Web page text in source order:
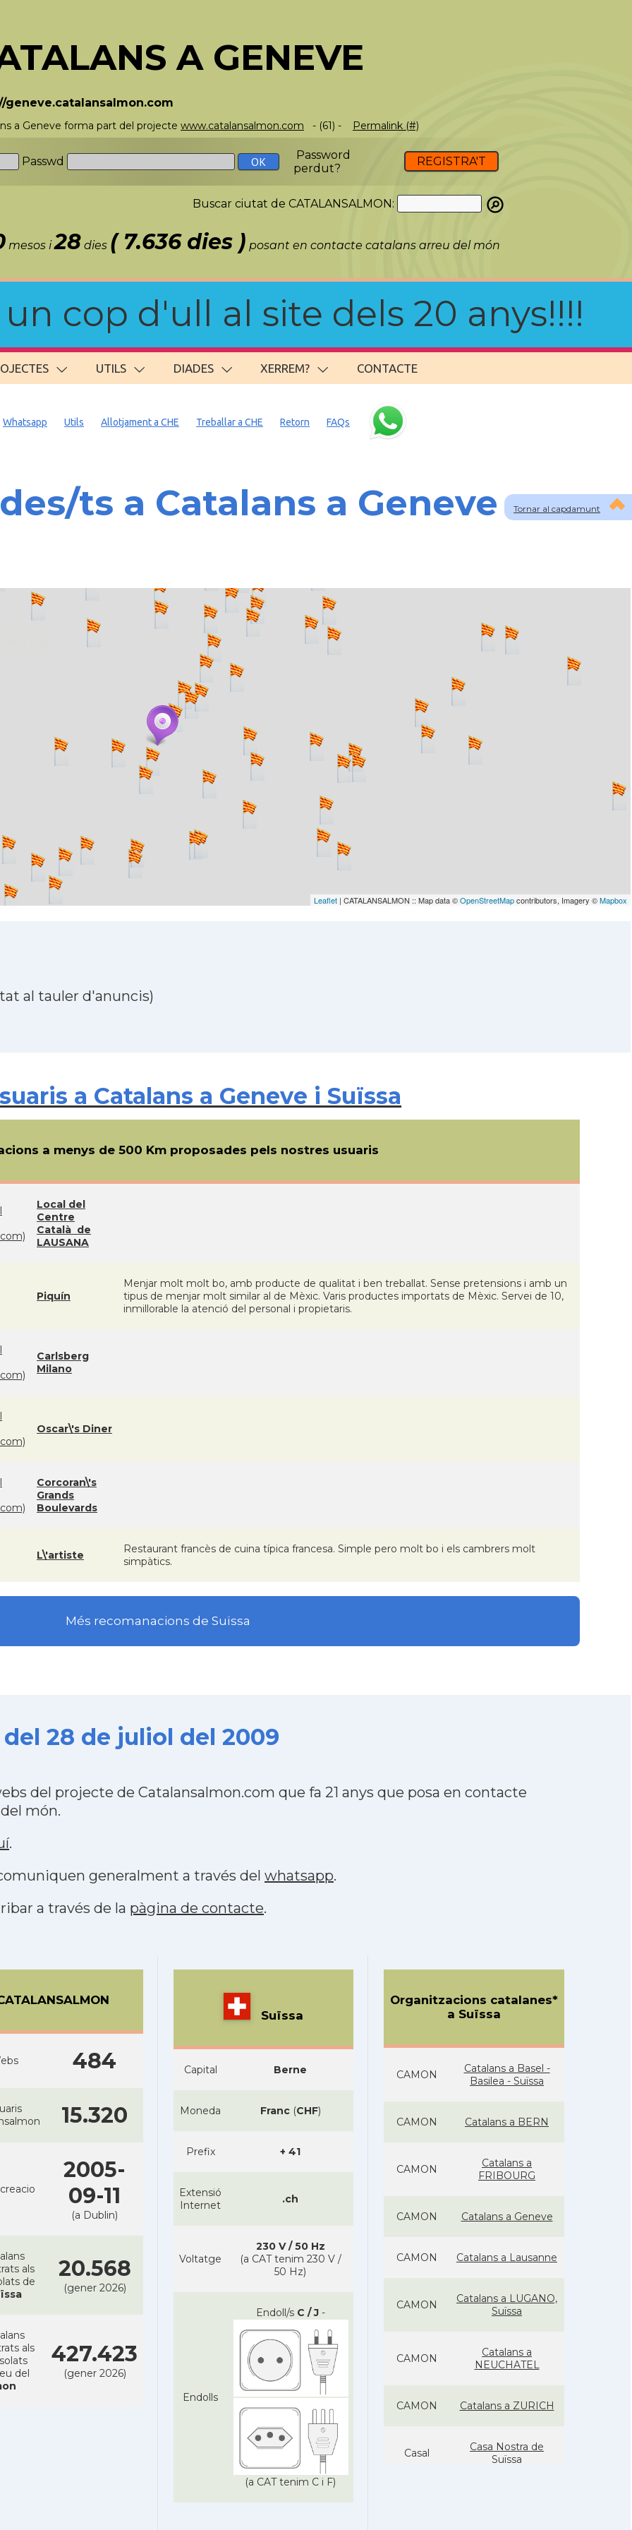
A GENEVE
geneve.catalansalmon.com
a Geneve forma part del projecte www.catalansalmon.com - (61) - Permalink (#)
Passwd
Password
perdut?
REGISTRA'T
Buscar ciutat de CATALANSALMON:
mesos i28 dies ( 7.636 dies ) posant en contacte catalans arreu del món
cop d'ull al site dels 20 anys!!!!
UTILS DIADES XERREM? CONTACTE
Tornar al capdamunt
Whatsapp Utils Allotjament a CHE Treballar a CHE Retorn FAQs
ts a Catalans a Geneve
484 webs... un moment si us plau
Leaflet | CATALANSALMON :: Map data ©OpenStreetMapcontributors, Imagery ©Mapbox
al tauler d'anuncis)
a Catalans a Geneve i Suïssa
a menys de 500 Km proposades pels nostres usuaris
Local del
Centre
Català de
LAUSANA
Piquín
Menjar molt molt bo, amb producte de qualitat i ben treballat. Sense pretensions i amb un
tipus de menjar molt similar al de Mèxic. Varis productes importats de Mèxic. Servei de 10,
inmillorable la atenció del personal i propietaris.
Carlsberg
Milano
Oscar\'s Diner
Corcoran\'s
Grands
Boulevards
L\'artiste
Restaurant francès de cuina típica francesa. Simple pero molt bo i els cambrers molt
simpàtics.
Més recomanacions de Suïssa
28 de juliol del 2009
del projecte de Catalansalmon.com que fa 21 anys que posa en contacte
món.
.
generalment a través del whatsapp.
a través de la pàgina de contacte.
484
15.320
2005-
09-11
(a Dublin)
als
de
20.568
(gener 2026)
als
del
427.423
(gener 2026)
Suïssa
Capital Berne
Moneda Franc(CHF)
Prefix + 41
Extensió
Internet
.ch
Voltatge
230 V / 50 Hz
(a CAT tenim 230 V /
50 Hz)
Endolls
Endoll/s C / J-
(a CAT tenim C i F)
Organitzacions catalanes*
a Suïssa
CAMON
Catalans a Basel -
Basilea - Suïssa
CAMON Catalans a BERN
CAMON
Catalans a
FRIBOURG
CAMON Catalans a Geneve
CAMON Catalans a Lausanne
CAMON
Catalans a LUGANO,
Suïssa
CAMON
Catalans a
NEUCHATEL
CAMON Catalans a ZURICH
Casal
Casa Nostra de
Suïssa